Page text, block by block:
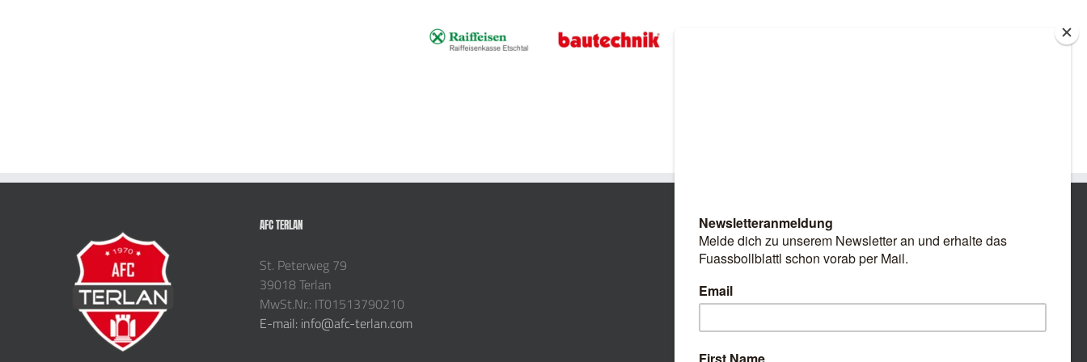
AFC TERLAN
St. Peterweg 79
39018 Terlan
MwSt.Nr.: IT01513790210
E-mail: info@afc-terlan.com